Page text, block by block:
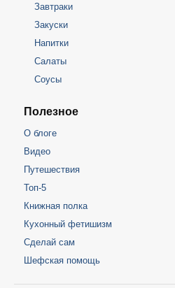
Завтраки
Закуски
Напитки
Салаты
Соусы
Полезное
О блоге
Видео
Путешествия
Топ-5
Книжная полка
Кухонный фетишизм
Сделай сам
Шефская помощь